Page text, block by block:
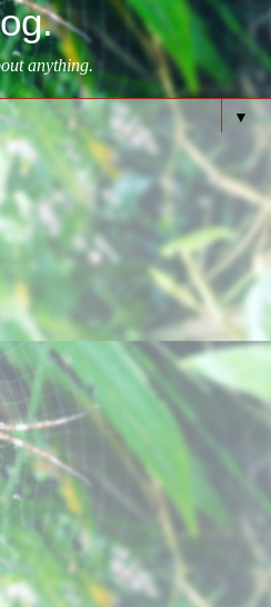
anything.
▼